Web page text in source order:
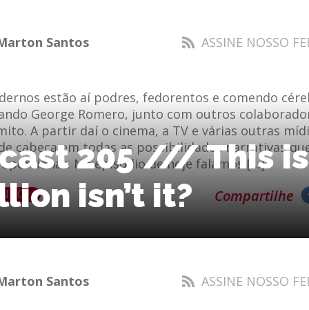
Santos ASSINE NOSSO
estão aí podres, fedorentos e comendo
George Romero, junto com outros
A partir daí o cinema, a TV e várias outras
cabeça em todas as possibilidades narrativas
No episódio de hoje falamos […]
Compartilhe
205 /// This
isn’t it?
Santos ASSINE NOSSO